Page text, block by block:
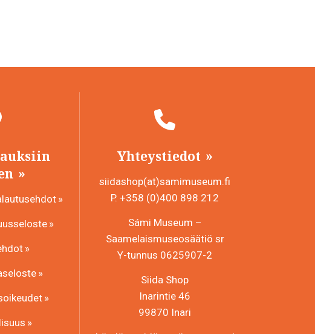
Yhteystiedot
siidashop(at)samimuseum.fi
P. +358 (0)400 898 212
Sámi Museum –
Saamelaismuseosäätiö sr
Y-tunnus 0625907-2
Siida Shop
Inarintie 46
99870 Inari